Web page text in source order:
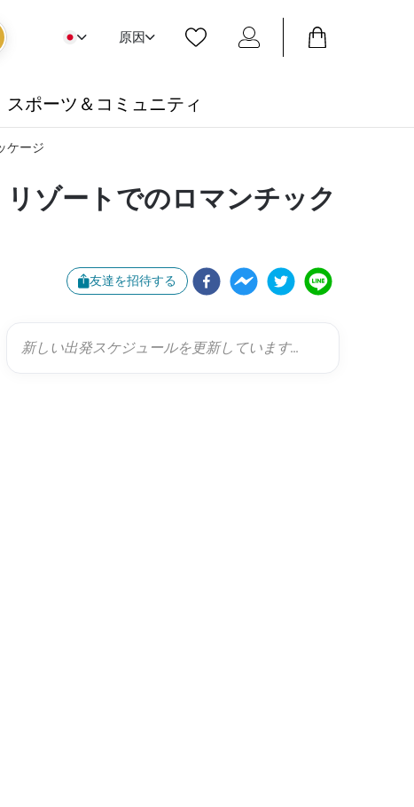
原因
スポーツ＆コミュニティ
ケージ
ゾートでのロマンチック
友達を招待する
新しい出発スケジュールを更新しています...